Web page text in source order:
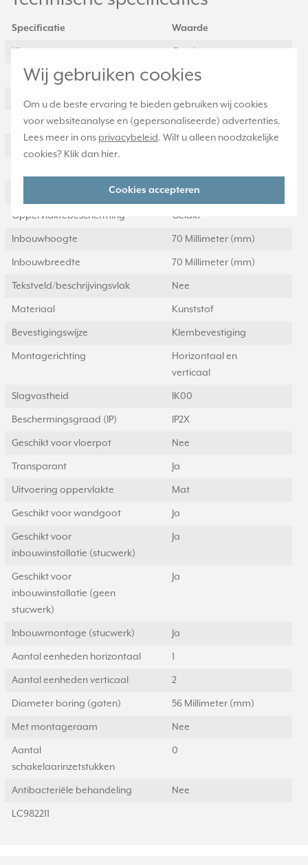
Wij gebruiken cookies
Om u de beste ervaring te bieden gebruiken wij cookies
voor websiteanalyse en (gepersonaliseerde) advertenties.
Lees meer in ons privacybeleid. Wilt u alleen noodzakelijke
cookies? Klik dan hier.
Cookies accepteren
Specificatie Waarde
Kleur Overig
Breedte 81 Millimeter (mm)
Halogeenvrij
Hoogte 152 Millimeter (mm)
Nee
Oppervlaktebescherming Gelakt
Inbouwhoogte 70 Millimeter (mm)
Inbouwbreedte 70 Millimeter (mm)
Tekstveld/beschrijvingsvlak Nee
Materiaal Kunststof
Bevestigingswijze Klembevestiging
Montagerichting
Horizontaal en
verticaal
Slagvastheid IK00
Beschermingsgraad (IP) IP2X
Geschikt voor vloerpot Nee
Transparant Ja
Uitvoering oppervlakte Mat
Geschikt voor wandgoot Ja
Geschikt voor
inbouwinstallatie (stucwerk)
Ja
Geschikt voor
inbouwinstallatie (geen
stucwerk)
Ja
Inbouwmontage (stucwerk) Ja
Aantal eenheden horizontaal 1
Aantal eenheden verticaal 2
Diameter boring (gaten) 56 Millimeter (mm)
Met montageraam Nee
Aantal
schakelaarinzetstukken
0
Antibacteriële behandeling Nee
LC982211